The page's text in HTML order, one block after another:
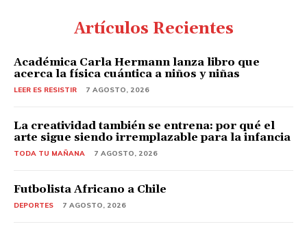
Artículos Recientes
Académica Carla Hermann lanza libro que
acerca la física cuántica a niños y niñas
LEER ES RESISTIR 7 AGOSTO, 2026
La creatividad también se entrena: por qué el
arte sigue siendo irremplazable para la infancia
TODA TU MAÑANA 7 AGOSTO, 2026
Futbolista Africano a Chile
DEPORTES 7 AGOSTO, 2026